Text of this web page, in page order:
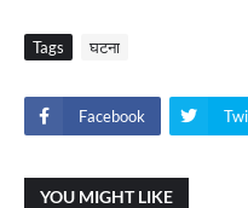
Tags घटना
Facebook
YOU MIGHT LIKE